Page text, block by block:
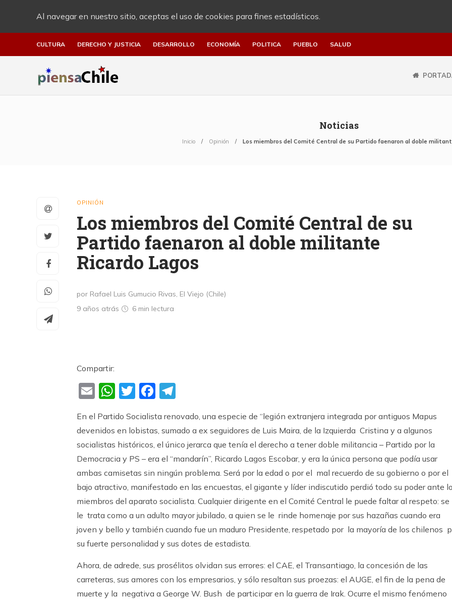
Al navegar en nuestro sitio, aceptas el uso de cookies para fines estadísticos.
CULTURA DERECHO Y JUSTICIA DESARROLLO ECONOMÍA POLITICA PUEBLO SALUD
Noticias
Inicio Opinión Los miembros del Comité Central de su Partido faenaron al doble
OPINIÓN
Los miembros del Comité Central de su
Partido faenaron al doble militante
Ricardo Lagos
por Rafael Luis Gumucio Rivas, El Viejo (Chile)
9 años atrás
6 min lectura
Compartir:
EmailWhatsApp
TwitterFacebook
En el Partido Socialista renovado, una especie de “legión extranjera integrada por antiguos Mapus
devenidos en lobistas, sumado a ex seguidores de Luis Maira, de la Izquierda Cristina y a algunos
socialistas históricos, el único jerarca que tenía el derecho a tener doble militancia – Partido por la
Democracia y PS – era el “mandarín”, Ricardo Lagos Escobar, y era la única persona que podía usar
ambas camisetas sin ningún problema. Será por la edad o por el mal recuerdo de su gobierno o por el
bajo atractivo, manifestado en las encuestas, el gigante y líder indiscutido perdió todo su poder ante
miembros del aparato socialista. Cualquier dirigente en el Comité Central le puede faltar al respeto: se
le trata como a un adulto mayor jubilado, a quien se le rinde homenaje por sus hazañas cuando era
joven y bello y también cuando fue un maduro Presidente, respetado por la mayoría de los chilenos
su fuerte personalidad y sus dotes de estadista.
Ahora, de adrede, sus prosélitos olvidan sus errores: el CAE, el Transantiago, la concesión de las
carreteras, sus amores con los empresarios, y sólo resaltan sus proezas: el AUGE, el fin de la pena de
muerte y la negativa a George W. Bush de participar en la guerra de Irak. Ocurre el mismo fenómeno